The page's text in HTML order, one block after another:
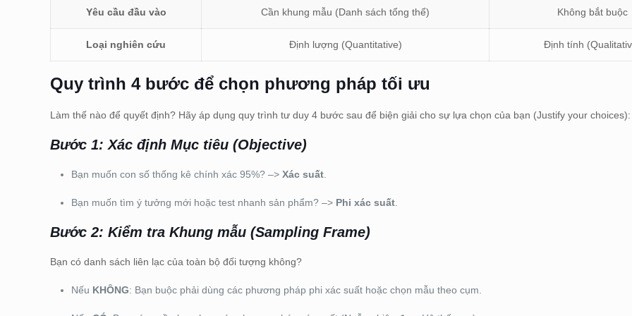
Yêu cầu đầu vào Cần khung mẫu (Danh sách tổng thể) Không bắt buộc
Loại nghiên cứu Định lượng (Quantitative) Định tính
Quy trình 4 bước để chọn phương pháp tối ưu
Làm thế nào để quyết định? Hãy áp dụng quy trình tư duy 4 bước sau để biện giải cho sự lựa chọn của bạn (Justify your choices):
Bước 1: Xác định Mục tiêu (Objective)
Bạn muốn con số thống kê chính xác 95%? –>Xác suất
Bạn muốn tìm ý tưởng mới hoặc test nhanh sản phẩm? –> Phi xác suất
Bước 2: Kiểm tra Khung mẫu (Sampling Frame)
Bạn có danh sách liên lạc của toàn bộ đối tượng không?
Nếu KHÔNG: Bạn buộc phải dùng các phương pháp phi xác suất hoặc chọn mẫu theo cụm.